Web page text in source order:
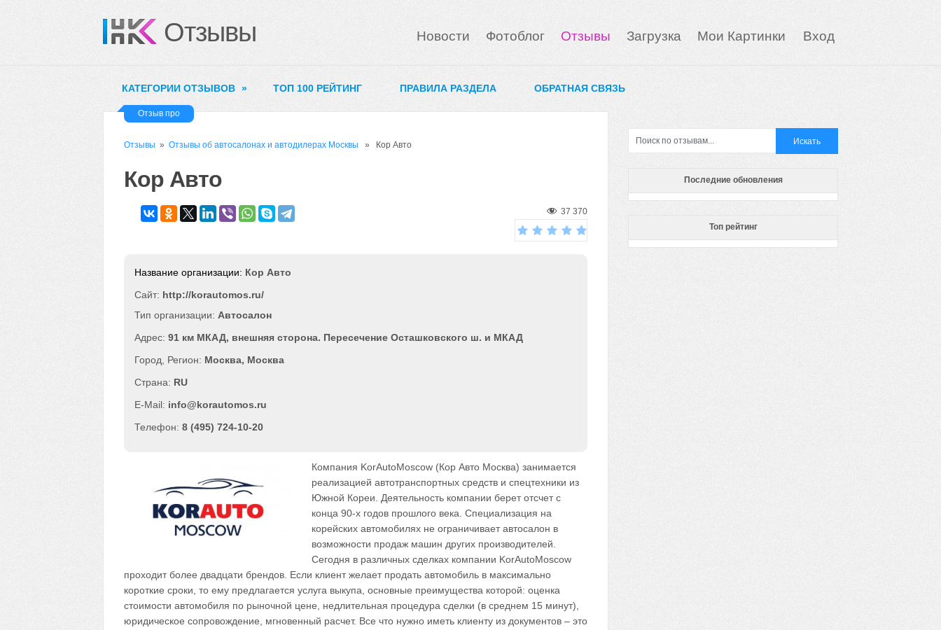
Отзывы Новости Фотоблог Отзывы Загрузка Мои Картинки Вход
КАТЕГОРИИ ОТЗЫВОВ » ТОП 100 РЕЙТИНГ ПРАВИЛА РАЗДЕЛА ОБРАТНАЯ СВЯЗЬ
Отзыв про
Отзывы » Отзывы об автосалонах и автодилерах Москвы » Кор Авто
Кор Авто
37 370
Кор Авто
Сайт: http://korautomos.ru/
Автосалон
91 км МКАД, внешняя сторона. Пересечение Осташковского ш. и МКАД
Москва, Москва
RU
info@korautomos.ru
8 (495) 724-10-20
Компания KorAutoMoscow (Кор Авто Москва) занимается
реализацией автотранспортных средств и спецтехники из
Южной Кореи. Деятельность компании берет отсчет с
конца 90-х годов прошлого века. Специализация на
корейских автомобилях не ограничивает автосалон в
возможности продаж машин других производителей.
Сегодня в различных сделках компании KorAutoMoscow
проходит более двадцати брендов. Если клиент желает продать автомобиль в максимально
короткие сроки, то ему предлагается услуга выкупа, основные преимущества которой: оценка
стоимости автомобиля по рыночной цене, недлительная процедура сделки (в среднем 15 минут),
юридическое сопровождение, мгновенный расчет. Все что нужно иметь клиенту из документов – это
Последние обновления
Топ рейтинг